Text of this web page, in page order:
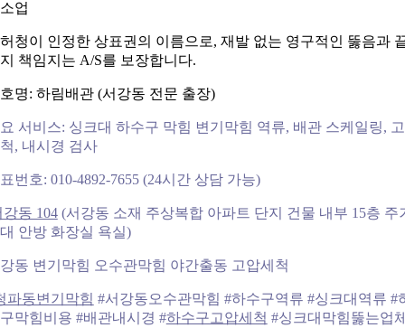
청이 인정한 상표권의 이름으로, 재발 없는 영구적인 뚫음과
책임지는 A/S를 보장합니다.
명: 하림배관 (서강동 전문 출장)
서비스: 싱크대 하수구 막힘 변기막힘 역류, 배관 스케일링,
, 내시경 검사
번호: 010-4892-7655 (24시간 상담 가능)
동 104(서강동 소재 주상복합 아파트 단지 건물 내부 15층 주
안방 화장실 욕실)
동 변기막힘 오수관막힘 야간출동 고압세척
파동변기막힘 #서강동오수관막힘 #하수구역류 #싱크대역류 #
막힘비용 #배관내시경 #하수구고압세척 #싱크대막힘뚫는업